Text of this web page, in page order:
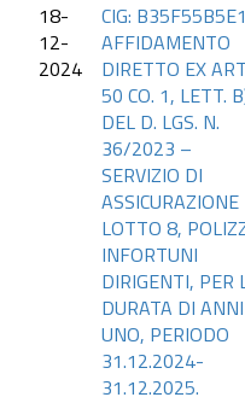
18-
12-
2024
CIG:
AFFIDAMENTO
DIRETTO EX
50 CO. 1, LETT.
DEL D. LGS. N.
36/2023 –
SERVIZIO DI
ASSICURAZIONE
LOTTO 8,
INFORTUNI
DIRIGENTI, PER
DURATA DI ANNI
UNO, PERIODO
31.12.2024-
31.12.2025.